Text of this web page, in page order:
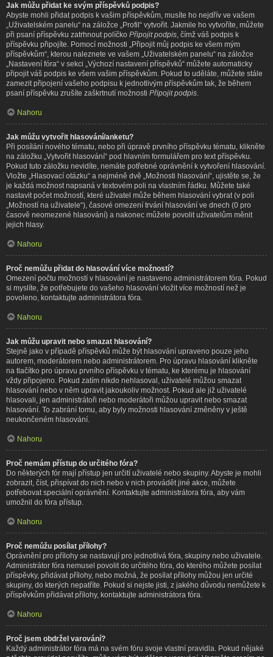
Jak můžu přidat ke svým příspěvků podpis?
Abyste mohli přidat podpis k vašim příspěvkům, musíte ho nejdřív ve vašem
„Uživatelském panelu“ na záložce „Profil“ vytvořit. Jakmile ho vytvoříte, můžete
při psaní příspěvku zatrhnout políčko Připojit podpis , čímž váš podpis k
příspěvku připojíte. Pomocí možnosti „Připojit můj podpis ke všem mým
příspěvkům“, kterou naleznete ve vašem „Uživatelském panelu“ na záložce
„Nastavení fóra“ v sekci „Výchozí nastavení příspěvků“ můžete automaticky
připojit váš podpis ke všem vašim příspěvkům. Pokud to uděláte, můžete stále
zamezit připojení vašeho podpisu k jednotlivým příspěvkům tak, že během
psaní příspěvku zrušíte zaškrtnutí možnosti Připojit podpis
Nahoru
Jak můžu vytvořit hlasování/anketu?
Při posílání nového tématu, nebo při úpravě prvního příspěvku tématu, klikněte
na záložku „Vytvořit hlasování“ pod hlavním formulářem pro text příspěvku.
Pokud tuto záložku nevidíte, nemáte potřebné oprávnění k vytvoření hlasování.
Vložte „Hlasovací otázku“ a nejméně dvě „Možnosti hlasování“, ujistěte se, že
je každá možnost napsaná v textovém poli na vlastním řádku. Můžete také
nastavit počet možností, které uživatel může během hlasování vybrat (v poli
„Možností na uživatele“), časové omezení trvání hlasování ve dnech (0 pro
časově neomezené hlasování) a nakonec můžete povolit uživatelům měnit
jejich hlasy.
Nahoru
Proč nemůžu přidat do hlasování více možností?
Omezení počtu možností v hlasování je nastaveno administrátorem fóra. Pokud
si myslíte, že potřebujete do vašeho hlasování vložit více možností než je
povoleno, kontaktujte administrátora fóra.
Nahoru
Jak můžu upravit nebo smazat hlasování?
Stejně jako v případě příspěvků může být hlasování upraveno pouze jeho
autorem, moderátorem nebo administrátorem. Pro úpravu hlasování klikněte
na tlačítko pro úpravu prvního příspěvku v tématu, ke kterému je hlasování
vždy připojeno. Pokud zatím nikdo nehlasoval, uživatelé můžou smazat
hlasování nebo v něm upravit jakoukoliv možnost. Pokud ale již uživatelé
hlasovali, jen administrátoři nebo moderátoři můžou upravit nebo smazat
hlasování. To zabrání tomu, aby byly možnosti hlasování změněny v ještě
neukončeném hlasování.
Nahoru
Proč nemám přístup do určitého fóra?
Do některých fór mají přístup jen určití uživatelé nebo skupiny. Abyste je mohli
zobrazit, číst, přispívat do nich nebo v nich provádět jiné akce, můžete
potřebovat speciální oprávnění. Kontaktujte administrátora fóra, aby vám
umožnil do fóra přístup.
Nahoru
Proč nemůžu posílat přílohy?
Oprávnění pro přílohy se nastavují pro jednotlivá fóra, skupiny nebo uživatele.
Administrátor fóra nemusel povolit do určitého fóra, do kterého můžete posílat
příspěvky, přidávat přílohy, nebo možná, že posílat přílohy můžou jen určité
skupiny, do kterých nepatříte. Pokud si nejste jisti, z jakého důvodu nemůžete k
příspěvkům přidávat přílohy, kontaktujte administrátora fóra.
Nahoru
Proč jsem obdržel varování?
Každý administrátor fóra má na svém fóru svoje vlastní pravidla. Pokud nějaké